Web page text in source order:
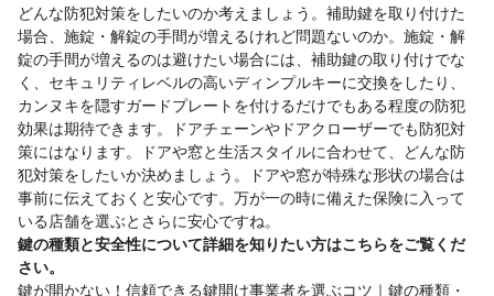
どんな防犯対策をしたいのか考えましょう。補助鍵を取り付けた
場合、施錠・解錠の手間が増えるけれど問題ないのか。施錠・解
錠の手間が増えるのは避けたい場合には、補助鍵の取り付けでな
く、セキュリティレベルの高いディンプルキーに交換をしたり、
カンヌキを隠すガードプレートを付けるだけでもある程度の防犯
効果は期待できます。ドアチェーンやドアクローザーでも防犯対
策にはなります。ドアや窓と生活スタイルに合わせて、どんな防
犯対策をしたいか決めましょう。ドアや窓が特殊な形状の場合は
事前に伝えておくと安心です。万が一の時に備えた保険に入って
いる店舗を選ぶとさらに安心ですね。
鍵の種類と安全性について詳細を知りたい方はこちらをご覧くだ
さい。
鍵が開かない！信頼できる鍵開け事業者を選ぶコツ｜鍵の種類・